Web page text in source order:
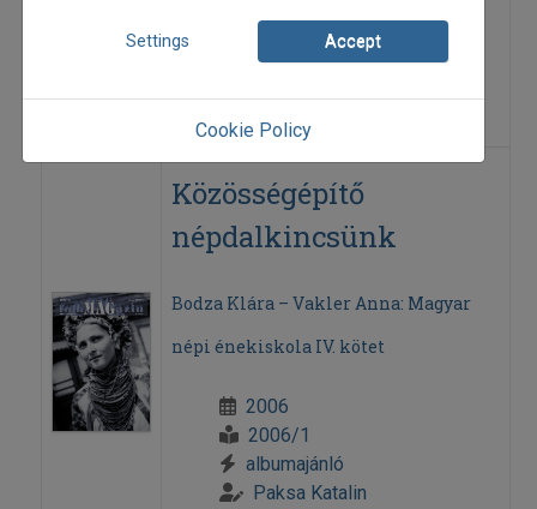
Bolya Mátyás,Fábri Géza
Róka Szabolcs
=>
Közösségépítő
népdalkincsünk
Bodza Klára – Vakler Anna: Magyar
népi énekiskola IV. kötet
2006
2006/1
albumajánló
Paksa Katalin
Settings Accept
Cookie Policy